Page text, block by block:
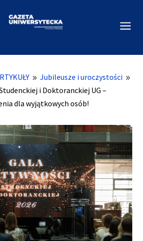
a
9 Jubileusze i uroczystości 9
i Doktoranckiej UG –
dla wyjątkowych osób!